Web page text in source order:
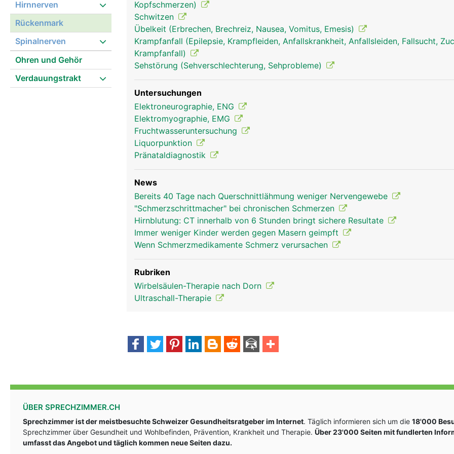
Hirnnerven
Rückenmark
Spinalnerven
Ohren und Gehör
Verdauungstrakt
rückenmark frau
Kopfschmerzen)
Schwitzen
Übelkeit (Erbrechen, Brechreiz, Nausea, Vomitus, Emesis)
Krampfanfall (Epilepsie, Krampfleiden, Anfallskrankheit, Anfallsleiden, Fallsucht,
Krampfanfall)
Sehstörung (Sehverschlechterung, Sehprobleme)
Untersuchungen
Elektroneurographie, ENG
Elektromyographie, EMG
Fruchtwasseruntersuchung
Liquorpunktion
Pränataldiagnostik
News
Bereits 40 Tage nach Querschnittlähmung weniger Nervengewebe
"Schmerzschrittmacher" bei chronischen Schmerzen
Hirnblutung: CT innerhalb von 6 Stunden bringt sichere Resultate
Immer weniger Kinder werden gegen Masern geimpft
Wenn Schmerzmedikamente Schmerz verursachen
Rubriken
Wirbelsäulen-Therapie nach Dorn
Ultraschall-Therapie
ÜBER SPRECHZIMMER.CH
Sprechzimmer ist der meistbesuchte Schweizer Gesundheitsratgeber im Internet. Täglich informieren sich um die 18'000
Sprechzimmer über Gesundheit und Wohlbefinden, Prävention, Krankheit und Therapie. Über 23'000 Seiten mit fundlerten
umfasst das Angebot und täglich kommen neue Seiten dazu.